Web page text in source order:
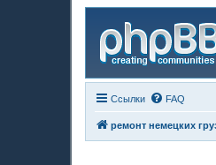
Ссылки FAQ
ремонт немецких